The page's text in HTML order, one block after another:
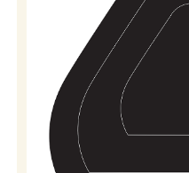
Jaktkläder
Måltavlor
Skapa konto